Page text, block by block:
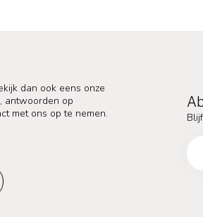
dan ook eens onze
antwoorden op
met ons op te nemen.